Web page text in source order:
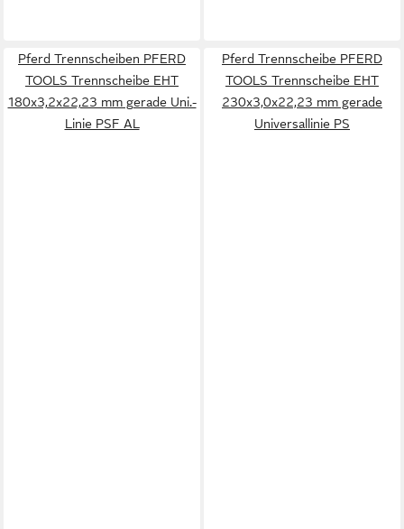
Pferd Trennscheiben PFERD
TOOLS Trennscheibe EHT
180x3,2x22,23 mm gerade Uni.-
Linie PSF AL
Pferd Trennscheibe PFERD
TOOLS Trennscheibe EHT
230x3,0x22,23 mm gerade
Universallinie PS